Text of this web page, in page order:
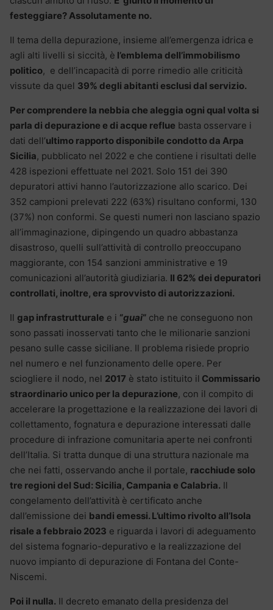
festeggiare? Assolutamente no.
Il tema della depurazione, insieme all’emergenza idrica e
agli alti livelli si siccità, è l’emblema dell’immobilismo
politico, e dell’incapacità di porre rimedio alle criticità
vissute da quel 39% degli abitanti esclusi dal servizio.
Per comprendere la nebbia che aleggia ogni qual volta si
parla di depurazione e di acque reflue basta osservare i
dati dell’ultimo rapporto disponibile condotto da Arpa
Sicilia, pubblicato nel 2022 e che contiene i risultati delle
428 ispezioni effettuate nel 2021. Solo 151 dei 390
depuratori attivi hanno l’autorizzazione allo scarico. Dei
352 campioni prelevati 222 (63%) risultano conformi, 130
(37%) non conformi. Se questi numeri non lasciano spazio
all’immaginazione, dipingendo un quadro abbastanza
disastroso, quelli sull’attività di controllo preoccupano
maggiorante, con 154 sanzioni amministrative e 19
comunicazioni all’autorità giudiziaria. Il 62% dei depuratori
controllati, inoltre, era sprovvisto di autorizzazioni.
Il gap infrastrutturale e i “guai“ che ne conseguono non
sono passati inosservati tanto che le milionarie sanzioni
pesano sulle casse siciliane. Il problema risiede proprio
nel numero e nel funzionamento delle opere. Per
sciogliere il nodo, nel 2017 è stato istituito il Commissario
straordinario unico per la depurazione, con il compito di
accelerare la progettazione e la realizzazione dei lavori di
collettamento, fognatura e depurazione interessati dalle
procedure di infrazione comunitaria aperte nei confronti
dell’Italia. Si tratta dunque di una struttura nazionale ma
che nei fatti, osservando anche il portale, racchiude solo
tre regioni del Sud: Sicilia, Campania e Calabria. Il
congelamento dell’attività è certificato anche
dall’emissione dei bandi emessi. L’ultimo rivolto all’Isola
risale a febbraio 2023 e riguarda i lavori di adeguamento
del sistema fognario-depurativo e la realizzazione del
nuovo impianto di depurazione di Fontana del Conte-
Niscemi.
Poi il nulla. Il decreto emanato della presidenza del